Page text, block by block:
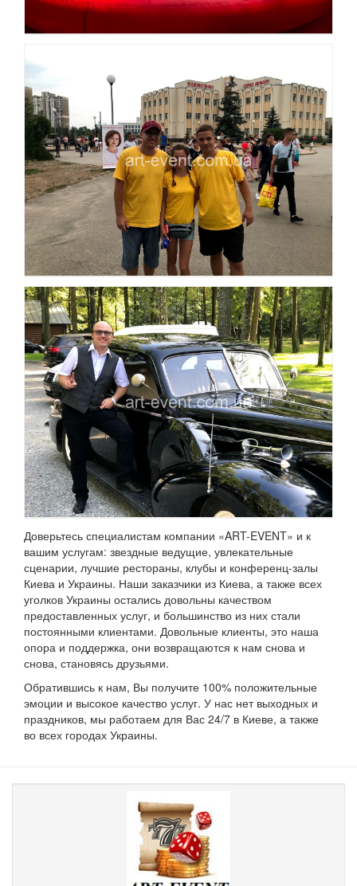
Доверьтесь специалистам компании «ART-EVENT» и к
вашим услугам: звездные ведущие, увлекательные
сценарии, лучшие рестораны, клубы и конференц-залы
Киева и Украины. Наши заказчики из Киева, а также всех
уголков Украины остались довольны качеством
предоставленных услуг, и большинство из них стали
постоянными клиентами. Довольные клиенты, это наша
опора и поддержка, они возвращаются к нам снова и
снова, становясь друзьями.
Обратившись к нам, Вы получите 100% положительные
эмоции и высокое качество услуг. У нас нет выходных и
праздников, мы работаем для Вас 24/7 в Киеве, а также
во всех городах Украины.